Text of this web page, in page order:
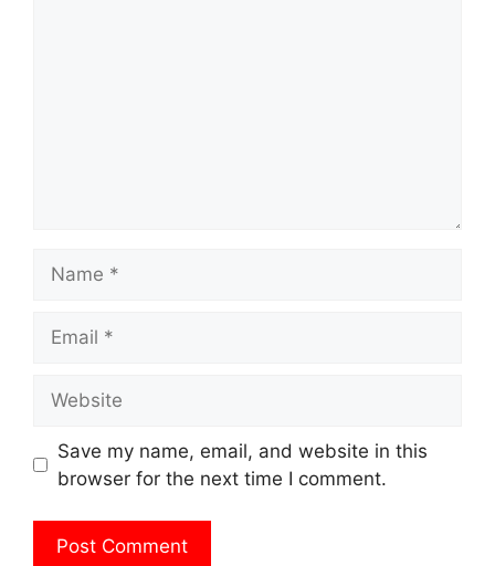
Save my name, email, and website in this
browser for the next time I comment.